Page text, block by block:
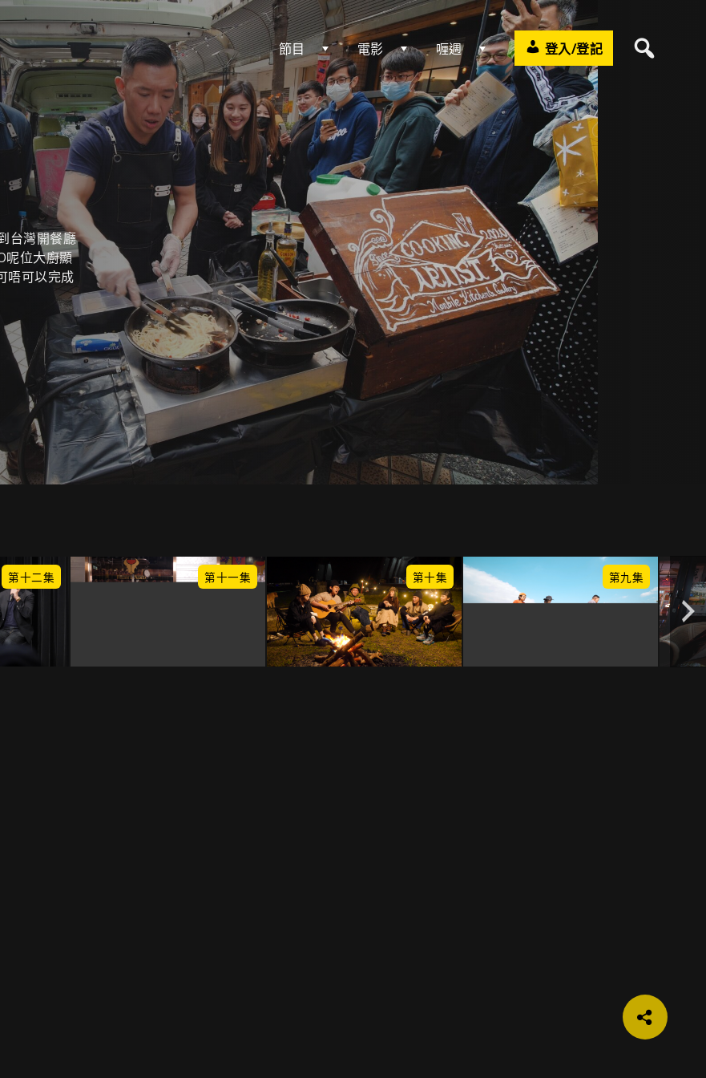
節目 電影 喱週 登入/登記
台灣開餐廳
呢位大廚顯
唔可以完成
第十二集 第十一集 第十集 第九集